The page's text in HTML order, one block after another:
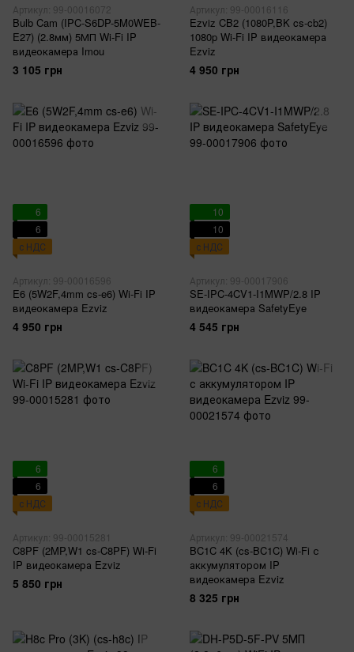
Артикул: 99-00016072
Bulb Cam (IPC-S6DP-5M0WEB-
E27) (2.8мм) 5МП Wi-Fi IP
видеокамера Imou
3 105 грн
Артикул: 99-00016116
Ezviz CB2 (1080P,BK cs-cb2)
1080p Wi-Fi IP видеокамера
Ezviz
4 950 грн
6
6
с НДС
Артикул: 99-00016596
E6 (5W2F,4mm cs-e6) Wi-Fi IP
видеокамера Ezviz
4 950 грн
10
10
с НДС
Артикул: 99-00017906
SE-IPC-4CV1-I1MWP/2.8 IP
видеокамера SafetyEye
4 545 грн
6
6
с НДС
Артикул: 99-00015281
C8PF (2MP,W1 cs-C8PF) Wi-Fi
IP видеокамера Ezviz
5 850 грн
6
6
с НДС
Артикул: 99-00021574
BC1C 4K (cs-BC1C) Wi-Fi с
аккумулятором IP
видеокамера Ezviz
8 325 грн